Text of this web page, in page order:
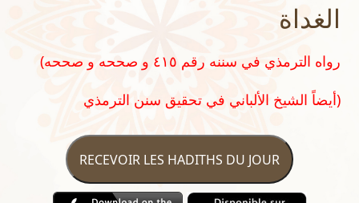
الغداة
(رواه الترمذي في سننه رقم ٤١٥ و صححه و صححه
أيضاً الشيخ الألباني في تحقيق سنن الترمذي)
RECEVOIR LES HADITHS DU JOUR